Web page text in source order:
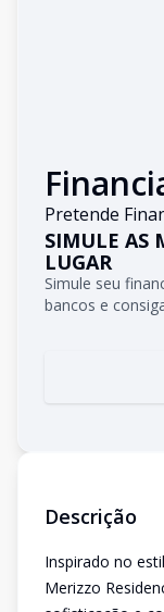
Pretende
SIMULE AS
LUGAR
Simule seu
bancos e
Descrição
Inspirado no
Merizzo